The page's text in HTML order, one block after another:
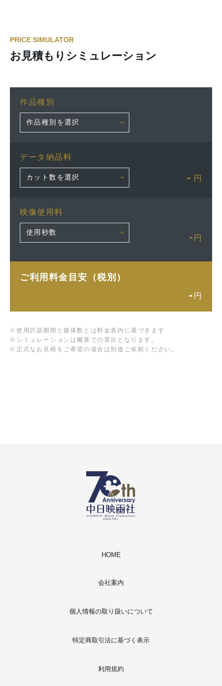
PRICE SIMULATOR
お見積もりシミュレーション
作品種別
データ納品料
- 円
映像使用料
- 円
ご利用料金目安（税別）
- 円
※ 使用許諾期間と媒体数とは料金表内に基づきます
※ シミュレーションは概算での算出となります。
※ 正式なお見積をご希望の場合は別途ご依頼ください。
HOME
会社案内
個人情報の取り扱いについて
特定商取引法に基づく表示
利用規約